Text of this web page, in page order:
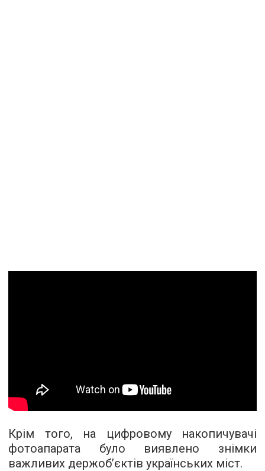
Крім того, на цифровому накопичувачі
фотоапарата було виявлено знімки
важливих держоб’єктів українських міст.